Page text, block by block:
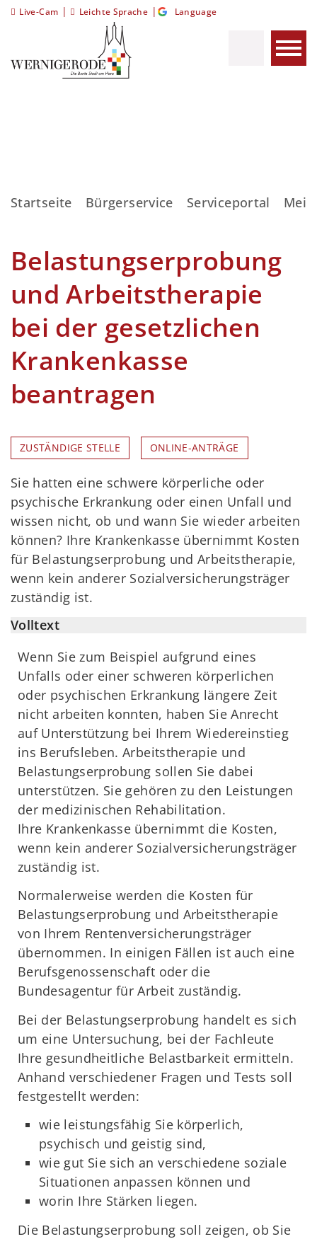
Live-Cam | Leichte Sprache | Language
Startseite Bürgerservice Serviceportal
Belastungserprobung
und Arbeitstherapie
bei der gesetzlichen
Krankenkasse
beantragen
ZUSTÄNDIGE STELLE ONLINE-ANTRÄGE
Sie hatten eine schwere körperliche oder
psychische Erkrankung oder einen Unfall und
wissen nicht, ob und wann Sie wieder arbeiten
können? Ihre Krankenkasse übernimmt Kosten
für Belastungserprobung und Arbeitstherapie,
wenn kein anderer Sozialversicherungsträger
zuständig ist.
Volltext
Wenn Sie zum Beispiel aufgrund eines
Unfalls oder einer schweren körperlichen
oder psychischen Erkrankung längere Zeit
nicht arbeiten konnten, haben Sie Anrecht
auf Unterstützung bei Ihrem Wiedereinstieg
ins Berufsleben. Arbeitstherapie und
Belastungserprobung sollen Sie dabei
unterstützen. Sie gehören zu den Leistungen
der medizinischen Rehabilitation.
Ihre Krankenkasse übernimmt die Kosten,
wenn kein anderer Sozialversicherungsträger
zuständig ist.
Normalerweise werden die Kosten für
Belastungserprobung und Arbeitstherapie
von Ihrem Rentenversicherungsträger
übernommen. In einigen Fällen ist auch eine
Berufsgenossenschaft oder die
Bundesagentur für Arbeit zuständig.
Bei der Belastungserprobung handelt es sich
um eine Untersuchung, bei der Fachleute
Ihre gesundheitliche Belastbarkeit ermitteln.
Anhand verschiedener Fragen und Tests soll
festgestellt werden:
wie leistungsfähig Sie körperlich,
psychisch und geistig sind,
wie gut Sie sich an verschiedene soziale
Situationen anpassen können und
worin Ihre Stärken liegen.
Die Belastungserprobung soll zeigen, ob Sie